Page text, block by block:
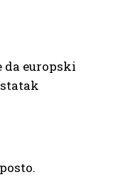
da europski